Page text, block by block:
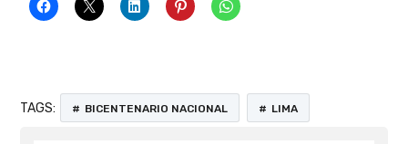
TAGS: BICENTENARIO NACIONAL LIMA